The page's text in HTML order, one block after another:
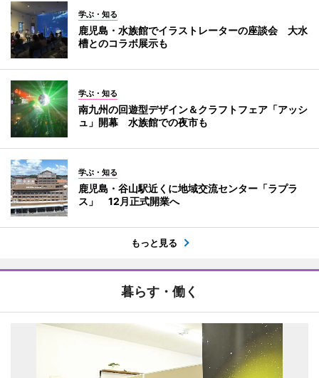
学ぶ・知る
鹿児島・水族館でイラストレーターの座談会 大水
槽とのコラボ展示も
学ぶ・知る
南九州の回遊型デザイン＆クラフトフェア「アッシ
ュ」開幕 水族館での夜市も
学ぶ・知る
鹿児島・谷山駅近くに地域交流センター「ラプラ
ス」 12月正式開業へ
もっと見る
暮らす・働く